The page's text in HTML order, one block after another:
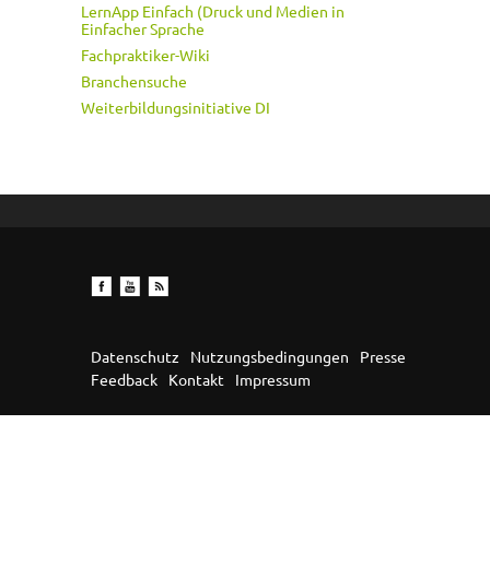
LernApp Einfach (Druck und Medien in
Einfacher Sprache
Fachpraktiker-Wiki
Branchensuche
Weiterbildungsinitiative DI
Datenschutz Nutzungsbedingungen
Presse
Feedback
Kontakt Impressum